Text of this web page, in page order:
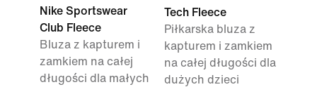
Nike Sportswear
Club Fleece
Bluza z kapturem i
zamkiem na całej
długości dla małych
Tech Fleece
Piłkarska bluza z
kapturem i zamkiem
na całej długości dla
dużych dzieci